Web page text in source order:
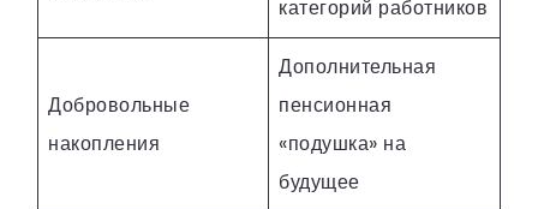
категорий работников
Добровольные
накопления
Дополнительная
пенсионная
«подушка» на
будущее